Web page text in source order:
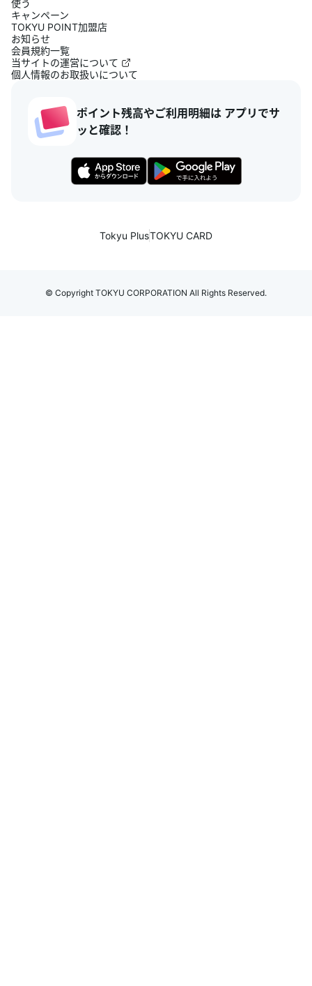
使う
キャンペーン
TOKYU POINT加盟店
お知らせ
会員規約一覧
当サイトの運営について
個人情報のお取扱いについて
ポイント残高やご利用明細は アプリでサ
ッと確認！
Tokyu PlusTOKYU CARD
© Copyright TOKYU CORPORATION All Rights Reserved.